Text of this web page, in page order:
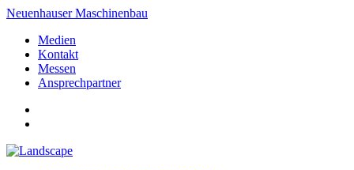
Neuenhauser Maschinenbau
Medien
Kontakt
Messen
Ansprechpartner